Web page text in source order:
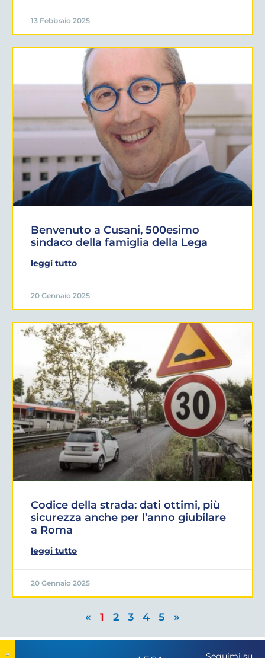
13 Febbraio 2025
Benvenuto a Cusani, 500esimo
sindaco della famiglia della Lega
leggi tutto
20 Gennaio 2025
Codice della strada: dati ottimi, più
sicurezza anche per l’anno giubilare
a Roma
leggi tutto
20 Gennaio 2025
« 1 2 3 4 5 »